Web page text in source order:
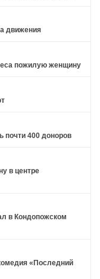
движения
пожилую женщину
400 доноров
в центре
в Кондопожском
«Последний